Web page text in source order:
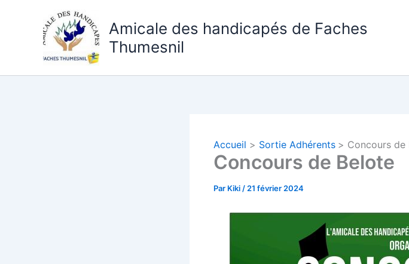
Amicale des handicapés de Faches
Thumesnil
Accueil Sortie Adhérents Concours de
Concours de Belote
Par Kiki / 21 février 2024